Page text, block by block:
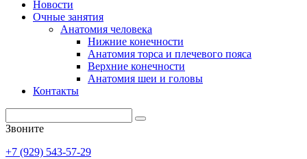
Новости
Очные занятия
Анатомия человека
Нижние конечности
Анатомия торса и плечевого пояса
Верхние конечности
Анатомия шеи и головы
Контакты
Звоните
+7 (929) 543-57-29